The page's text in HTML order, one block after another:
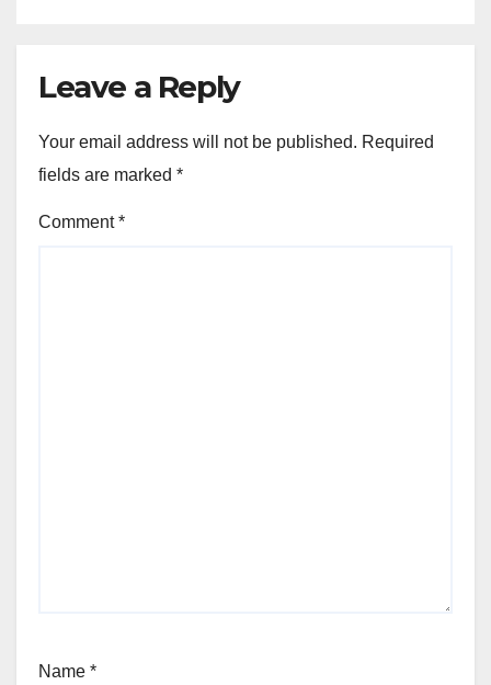
Leave a Reply
Your email address will not be published. Required
fields are marked *
Comment*
Name *